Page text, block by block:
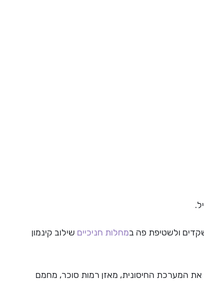
ולשטיפת פה במחלות חניכיים שילוב קינמון
המערכת החיסונית, מאזן רמות סוכר, מחמם